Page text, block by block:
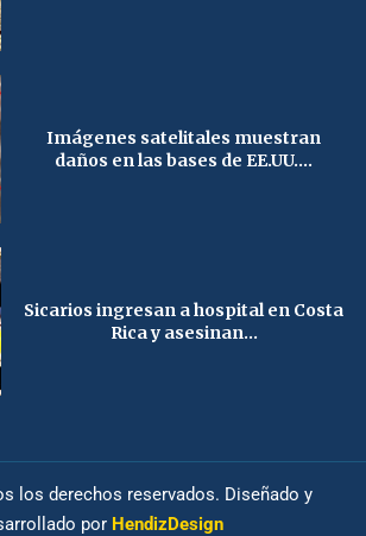
Imágenes satelitales muestran
daños en las bases de EE.UU....
Sicarios ingresan a hospital en Costa
Rica y asesinan...
los derechos reservados. Diseñado y
por HendizDesign